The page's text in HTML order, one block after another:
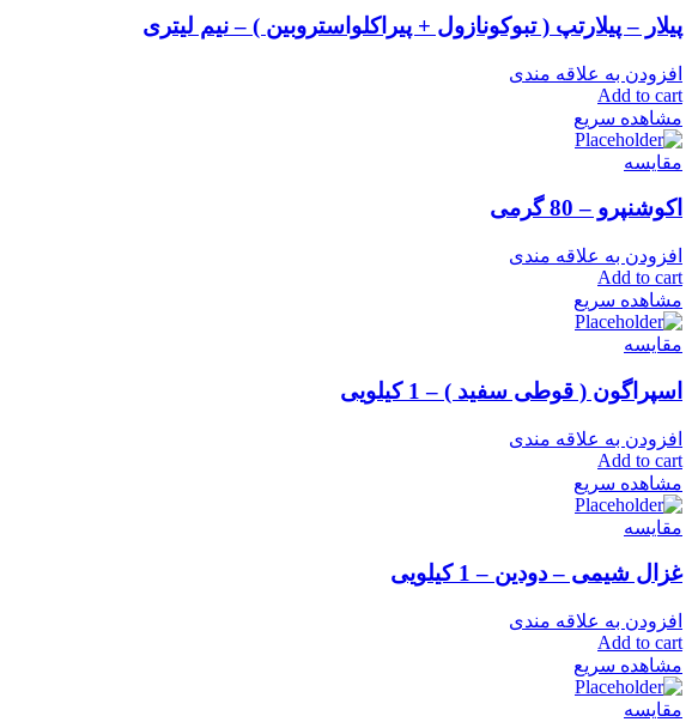
پیلار – پیلارتپ ( تبوکونازول + پیراکلواستروبین ) – نیم لیتری
افزودن به علاقه مندی
Add to cart
مشاهده سریع
مقایسه
اکوشنپرو – 80 گرمی
افزودن به علاقه مندی
Add to cart
مشاهده سریع
مقایسه
اسپراگون ( قوطی سفید ) – 1 کیلویی
افزودن به علاقه مندی
Add to cart
مشاهده سریع
مقایسه
غزال شیمی – دودین – 1 کیلویی
افزودن به علاقه مندی
Add to cart
مشاهده سریع
مقایسه